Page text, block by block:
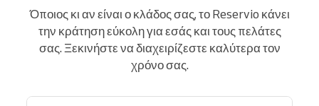
Όποιος κι αν είναι ο κλάδος σας, το Reservio κάνει
την κράτηση εύκολη για εσάς και τους πελάτες
σας. Ξεκινήστε να διαχειρίζεστε καλύτερα τον
χρόνο σας.